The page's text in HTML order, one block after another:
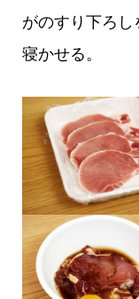
がのすり下ろ
寝かせる。